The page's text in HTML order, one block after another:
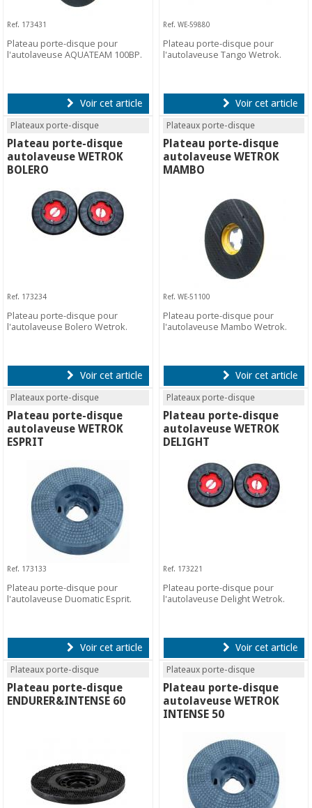
Ref. 173431
Plateau porte-disque pour
l'autolaveuse AQUATEAM 100BP.
Voir cet article
Ref. WE-59880
Plateau porte-disque pour
l'autolaveuse Tango Wetrok.
Voir cet article
Plateaux porte-disque
Plateau porte-disque
autolaveuse WETROK
BOLERO
Ref. 173234
Plateau porte-disque pour
l'autolaveuse Bolero Wetrok.
Voir cet article
Plateaux porte-disque
Plateau porte-disque
autolaveuse WETROK
MAMBO
Ref. WE-51100
Plateau porte-disque pour
l'autolaveuse Mambo Wetrok.
Voir cet article
Plateaux porte-disque
Plateau porte-disque
autolaveuse WETROK
ESPRIT
Ref. 173133
Plateau porte-disque pour
l'autolaveuse Duomatic Esprit.
Voir cet article
Plateaux porte-disque
Plateau porte-disque
autolaveuse WETROK
DELIGHT
Ref. 173221
Plateau porte-disque pour
l'autolaveuse Delight Wetrok.
Voir cet article
Plateaux porte-disque
Plateau porte-disque
ENDURER&INTENSE 60
Plateaux porte-disque
Plateau porte-disque
autolaveuse WETROK
INTENSE 50